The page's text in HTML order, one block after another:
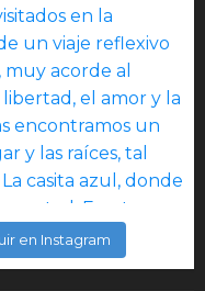
en Instagram